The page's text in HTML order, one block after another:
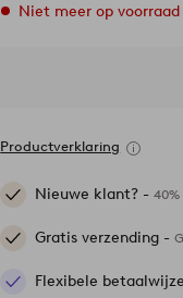
Niet meer op voorraad
Productverklaring
Nieuwe klant? -
Gratis verzending -
Flexibele